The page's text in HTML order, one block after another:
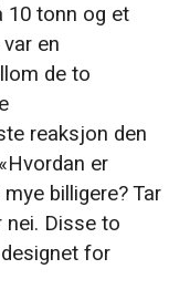
10 tonn og et
en
de to
reaksjon den
er
billigere? Tar
nei. Disse to
for